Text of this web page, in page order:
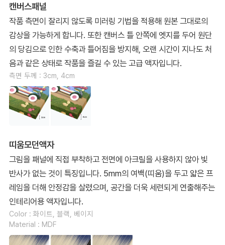
캔버스패널
작품 측면이 잘리지 않도록 미러링 기법을 적용해 원본 그대로의
감상을 가능하게 합니다. 또한 캔버스 틀 안쪽에 엣지를 두어 원단
의 당김으로 인한 수축과 틀어짐을 방지해, 오랜 시간이 지나도 처
음과 같은 상태로 작품을 즐길 수 있는 고급 액자입니다.
측면 두께 : 3cm, 4cm
띠움모던액자
그림을 패널에 직접 부착하고 전면에 아크릴을 사용하지 않아 빛
반사가 없는 것이 특징입니다. 5mm의 여백(띠움)을 두고 얇은 프
레임을 더해 안정감을 살렸으며, 공간을 더욱 세련되게 연출해주는
인테리어용 액자입니다.
Color : 화이트, 블랙, 베이지
Material : MDF